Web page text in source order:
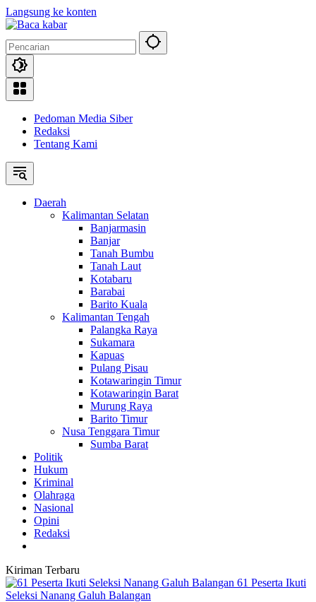
Langsung ke konten
Pedoman Media Siber
Redaksi
Tentang Kami
Daerah
Kalimantan Selatan
Banjarmasin
Banjar
Tanah Bumbu
Tanah Laut
Kotabaru
Barabai
Barito Kuala
Kalimantan Tengah
Palangka Raya
Sukamara
Kapuas
Pulang Pisau
Kotawaringin Timur
Kotawaringin Barat
Murung Raya
Barito Timur
Nusa Tenggara Timur
Sumba Barat
Politik
Hukum
Kriminal
Olahraga
Nasional
Opini
Redaksi
Kiriman Terbaru
61 Peserta Ikuti
Seleksi Nanang Galuh Balangan